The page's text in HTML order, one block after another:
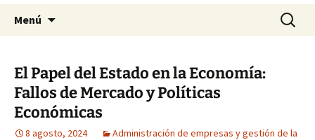
Menú Buscar:
El Papel del Estado en la Economía:
Fallos de Mercado y Políticas
Económicas
8 agosto, 2024
Administración de empresas y gestión de la